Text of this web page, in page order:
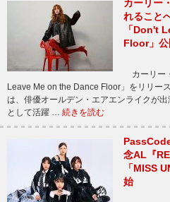
カーリー
れること
「Don't
Floor」公
カーリー
Leave Me on the Dance Floor」をリリ
は、俳優オールデン・エアエンライクが
として活躍 … 続きを読む
念AL『
「MISS
始